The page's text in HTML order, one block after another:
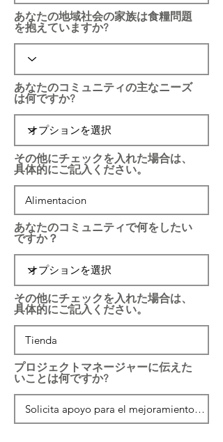
あなたの地域社会の家族は食糧問題
を抱えていますか?
あなたのコミュニティの主なニーズ
は何ですか?
その他にチェックを入れた場合は、
具体的にご記入ください。
あなたのコミュニティで何をしたい
ですか？
その他にチェックを入れた場合は、
具体的にご記入ください。
プロジェクトマネージャーに伝えた
いことは何ですか?